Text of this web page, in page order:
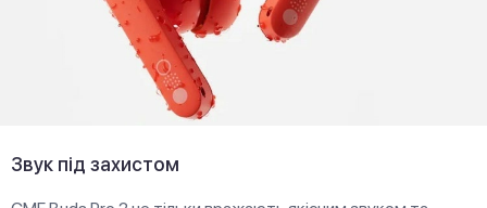
Звук під захистом